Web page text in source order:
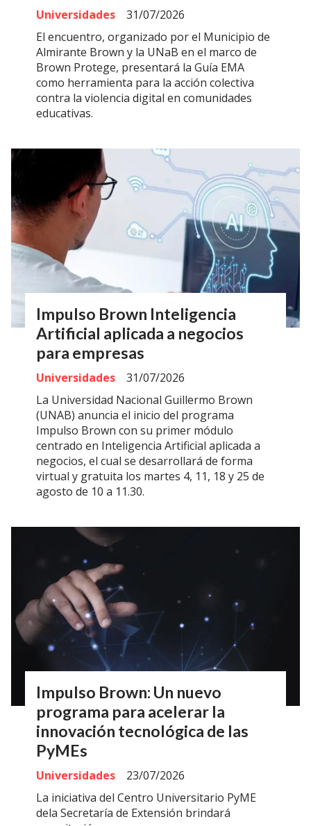
Universidades
31/07/2026
El encuentro, organizado por el Municipio de
Almirante Brown y la UNaB en el marco de
Brown Protege, presentará la Guía EMA
como herramienta para la acción colectiva
contra la violencia digital en comunidades
educativas.
Impulso Brown Inteligencia
Artificial aplicada a negocios
para empresas
Universidades
31/07/2026
La Universidad Nacional Guillermo Brown
(UNAB) anuncia el inicio del programa
Impulso Brown con su primer módulo
centrado en Inteligencia Artificial aplicada a
negocios, el cual se desarrollará de forma
virtual y gratuita los martes 4, 11, 18 y 25 de
agosto de 10 a 11.30.
Impulso Brown: Un nuevo
programa para acelerar la
innovación tecnológica de las
PyMEs
Universidades
23/07/2026
La iniciativa del Centro Universitario PyME
dela Secretaría de Extensión brindará